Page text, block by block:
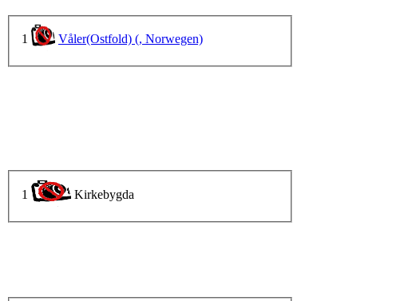
1 Våler(Ostfold) (, Norwegen)
1 Kirkebygda